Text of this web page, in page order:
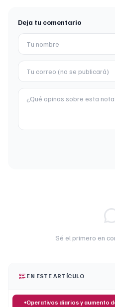
Deja tu comentario
Sé el primero en
EN ESTE ARTÍCULO
Operativos diarios y aumento